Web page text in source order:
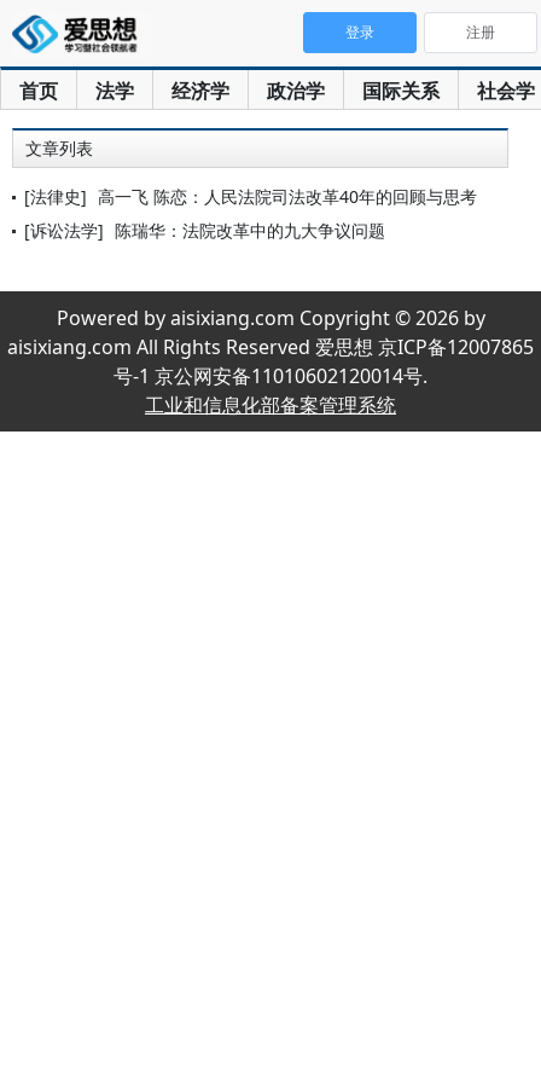
首页 法学 经济学 政治学 国际关系 社会学
登录 注册
文章列表
[法律史] 高一飞 陈恋：人民法院司法改革40年的回顾与思考
[诉讼法学] 陈瑞华：法院改革中的九大争议问题
Powered by aisixiang.com Copyright © 2026 by
aisixiang.com All Rights Reserved 爱思想 京ICP备12007865
号-1 京公网安备11010602120014号.
工业和信息化部备案管理系统